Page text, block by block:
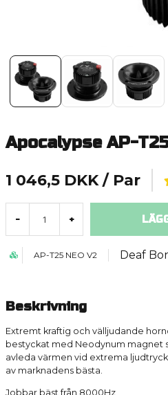
Apocalypse AP-
1 046,5 DKK / Par
- +
AP-T25 NEO V2 Deaf
Beskrivning
Extremt kraftig och välljudande
bestyckat med Neodynum magnet
avleda värmen vid extrema
av marknadens bästa.
Jobbar bäst från 8000Hz